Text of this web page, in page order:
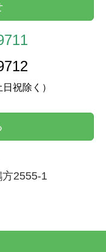
祝除く）
2555-1